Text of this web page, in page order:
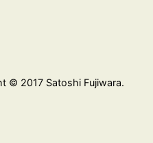
© 2017 Satoshi Fujiwara.